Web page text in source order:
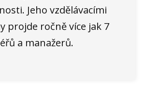
Jeho vzdělávacími
projde ročně více jak 7
a manažerů.